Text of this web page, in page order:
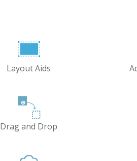
Layout Aids
Drag and Drop